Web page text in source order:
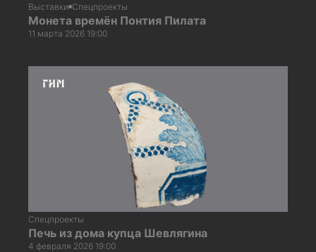
Выставки Спецпроекты
Монета времён Понтия Пилата
11 марта 2026 19:00
Спецпроекты
Печь из дома купца Шевлягина
4 февраля 2026 19:00